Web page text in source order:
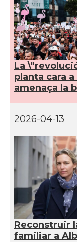
La
planta cara
amenaça la
2026-04-13
Reconstruir
familiar a